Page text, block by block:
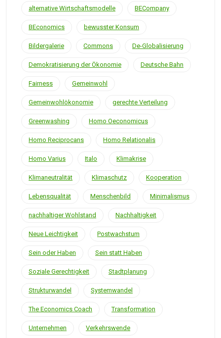
alternative Wirtschaftsmodelle BECompany
BEconomics bewusster Konsum
Bildergalerie Commons De-Globalisierung
Demokratisierung der Ökonomie Deutsche Bahn
Fairness Gemeinwohl
Gemeinwohlökonomie gerechte Verteilung
Greenwashing Homo Oeconomicus
Homo Reciprocans Homo Relationalis
Homo Varius Italo Klimakrise
Klimaneutralität Klimaschutz Kooperation
Lebensqualität Menschenbild Minimalismus
nachhaltiger Wohlstand Nachhaltigkeit
Neue Leichtigkeit Postwachstum
Sein oder Haben Sein statt Haben
Soziale Gerechtigkeit Stadtplanung
Strukturwandel Systemwandel
The Economics Coach Transformation
Unternehmen Verkehrswende